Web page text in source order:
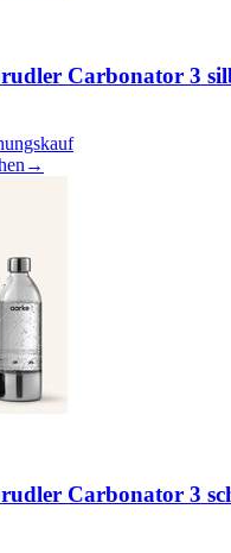
Carbonator 3
→
Carbonator 3